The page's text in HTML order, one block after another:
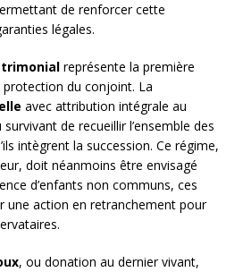
de renforcer cette
légales.
représente la première
protection du conjoint. La
avec attribution intégrale au
de recueillir l’ensemble des
intègrent la succession. Ce régime,
doit néanmoins être envisagé
d’enfants non communs, ces
une action en retranchement pour
, ou donation au dernier vivant,